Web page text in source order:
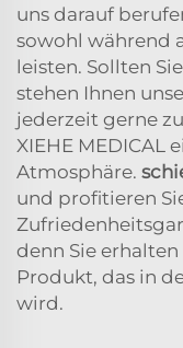
uns darauf
sowohl während
leisten. Sollten
stehen Ihnen
jederzeit gerne
XIEHE MEDICAL
Atmosphäre.
und profitieren
denn Sie
Produkt, das in
wird.